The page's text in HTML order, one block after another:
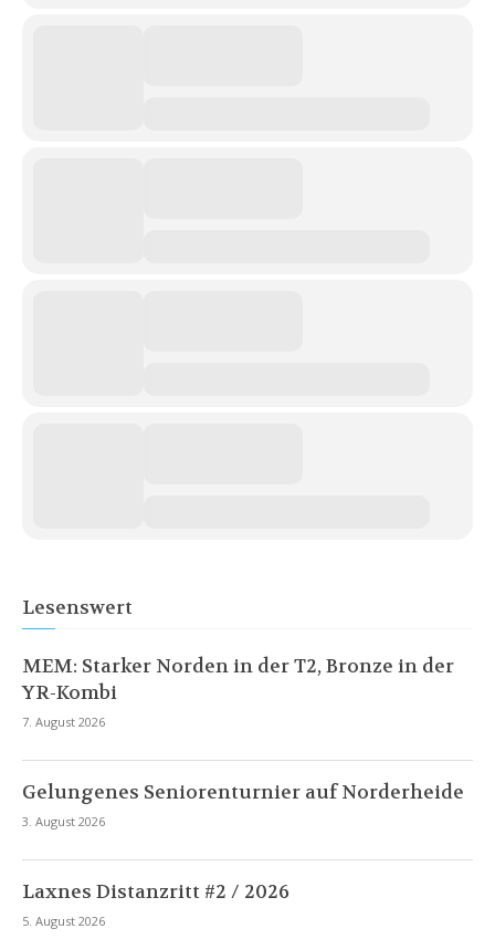
Lesenswert
MEM: Starker Norden in der T2, Bronze in der
YR-Kombi
7. August 2026
Gelungenes Seniorenturnier auf Norderheide
3. August 2026
Laxnes Distanzritt #2 / 2026
5. August 2026